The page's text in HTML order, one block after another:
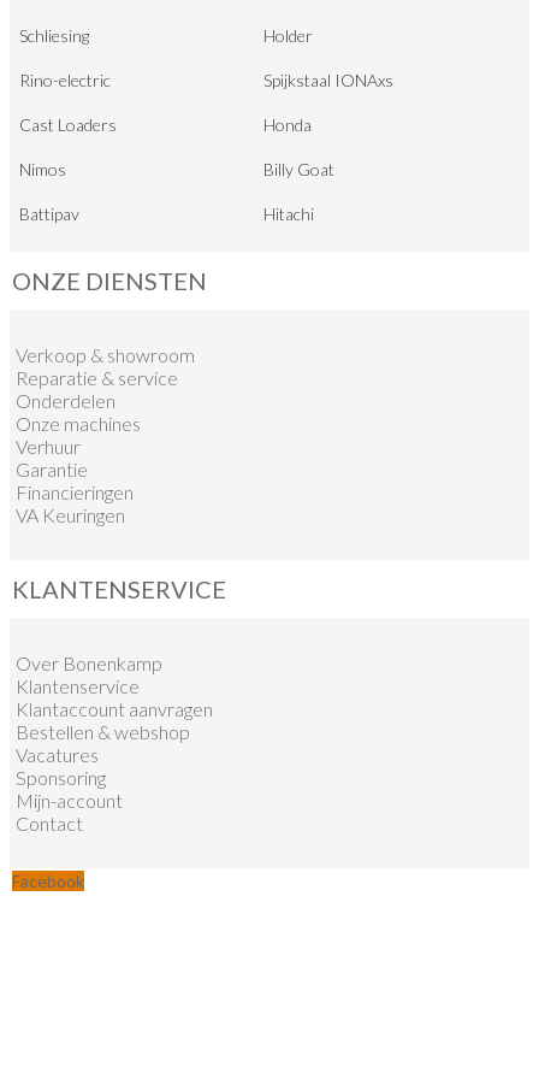
Schliesing Holder
Rino-electric Spijkstaal IONAxs
Cast Loaders Honda
Nimos Billy Goat
Battipav Hitachi
ONZE DIENSTEN
Verkoop & showroom
Reparatie & service
Onderdelen
Onze machines
Verhuur
Garantie
Financieringen
VA Keuringen
KLANTENSERVICE
Over Bonenkamp
Klantenservice
Klantaccount aanvragen
Bestellen & webshop
Vacatures
Sponsoring
Mijn-account
Contact
Facebook